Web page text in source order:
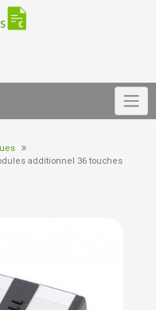
additionnel 36 touches